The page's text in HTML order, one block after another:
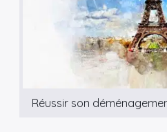
Réussir son